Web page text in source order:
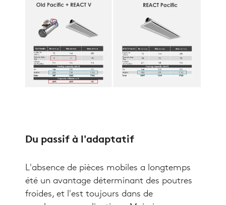
Du passif à l'adaptatif
L'absence de pièces mobiles a longtemps
été un avantage déterminant des poutres
froides, et l'est toujours dans de